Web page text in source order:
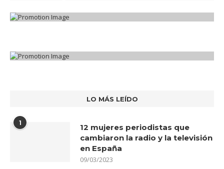
LO MÁS LEÍDO
1
12 mujeres periodistas que
cambiaron la radio y la televisión
en España
09/03/2023